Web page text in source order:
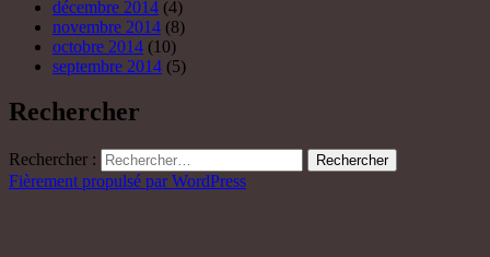
décembre 2014 (4)
novembre 2014 (8)
octobre 2014 (10)
septembre 2014 (5)
Rechercher
Rechercher :
Fièrement propulsé par WordPress